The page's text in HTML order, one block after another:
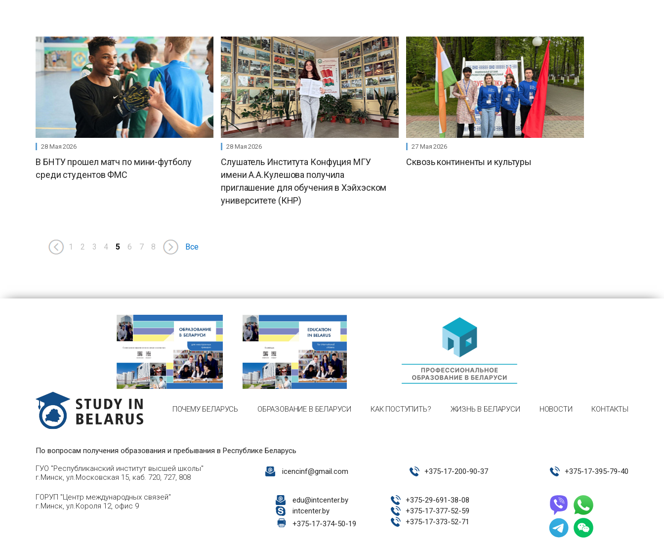
28 Мая 2026
В БНТУ прошел матч по мини-футболу
среди студентов ФМС
28 Мая 2026
Слушатель Института Конфуция МГУ
имени А.А.Кулешова получила
приглашение для обучения в Хэйхэском
университете (КНР)
27 Мая 2026
Сквозь континенты и культуры
1 2 3 4 5 6 7 8 Все
ПОЧЕМУ БЕЛАРУСЬ ОБРАЗОВАНИЕ В БЕЛАРУСИ КАК ПОСТУПИТЬ? ЖИЗНЬ В БЕЛАРУСИ НОВОСТИ КОНТАКТЫ
По вопросам получения образования и пребывания в Республике Беларусь
ГУО "Республиканский институт высшей школы"
г.Минск, ул.Московская 15, каб. 720, 727, 808
icencinf@gmail.com +375-17-200-90-37 +375-17-395-79-40
ГОРУП "Центр международных связей"
г.Минск, ул.Короля 12, офис 9
edu@intcenter.by
intcenter.by
+375-17-374-50-19
+375-29-691-38-08
+375-17-377-52-59
+375-17-373-52-71